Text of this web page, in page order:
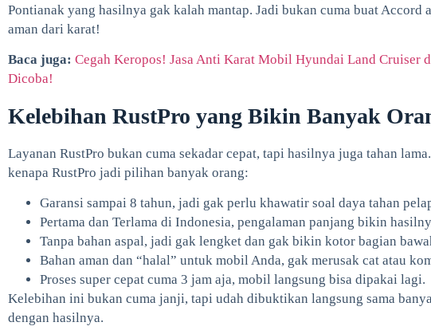
Pontianak yang hasilnya gak kalah mantap. Jadi bukan cuma buat Accord
aman dari karat!
Baca juga: Cegah Keropos! Jasa Anti Karat Mobil Hyundai Land Cruiser
Dicoba!
Kelebihan RustPro yang Bikin Banyak
Layanan RustPro bukan cuma sekadar cepat, tapi hasilnya juga tahan
kenapa RustPro jadi pilihan banyak orang:
Garansi sampai 8 tahun, jadi gak perlu khawatir soal daya tahan
Pertama dan Terlama di Indonesia, pengalaman panjang bikin
Tanpa bahan aspal, jadi gak lengket dan gak bikin kotor bagian
Bahan aman dan “halal” untuk mobil Anda, gak merusak cat atau
Proses super cepat cuma 3 jam aja, mobil langsung bisa dipakai lagi.
Kelebihan ini bukan cuma janji, tapi udah dibuktikan langsung sama
dengan hasilnya.